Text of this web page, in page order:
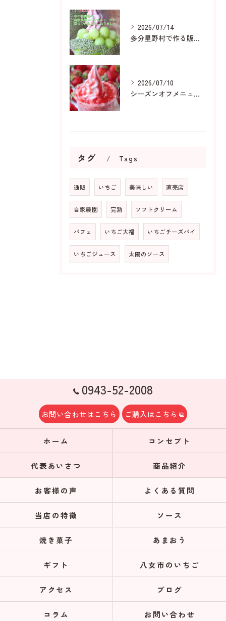
2026/07/14
多分星野村で作る販売用メロンは
2026/07/10
シーズンオフメニューも人気です
タグ Tags
通販 いちご 美味しい 直売店
自家農園 完熟 ソフトクリーム
パフェ いちご大福 いちごチーズパイ
いちごジュース 太陽のソース
0943-52-2008
お問い合わせはこちら ご購入はこちら
ホーム コンセプト
代表あいさつ 商品紹介
お客様の声 よくある質問
当店の特徴 ソース
焼き菓子 あまおう
ギフト 八女市のいちご
アクセス ブログ
コラム お問い合わせ